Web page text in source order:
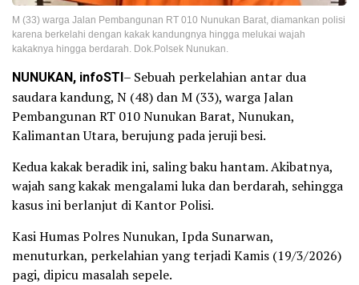
M (33) warga Jalan Pembangunan RT 010 Nunukan Barat, diamankan polisi
karena berkelahi dengan kakak kandungnya hingga melukai wajah
kakaknya hingga berdarah. Dok.Polsek Nunukan.
NUNUKAN, infoSTI– Sebuah perkelahian antar dua
saudara kandung, N (48) dan M (33), warga Jalan
Pembangunan RT 010 Nunukan Barat, Nunukan,
Kalimantan Utara, berujung pada jeruji besi.
Kedua kakak beradik ini, saling baku hantam. Akibatnya,
wajah sang kakak mengalami luka dan berdarah, sehingga
kasus ini berlanjut di Kantor Polisi.
Kasi Humas Polres Nunukan, Ipda Sunarwan,
menuturkan, perkelahian yang terjadi Kamis (19/3/2026)
pagi, dipicu masalah sepele.